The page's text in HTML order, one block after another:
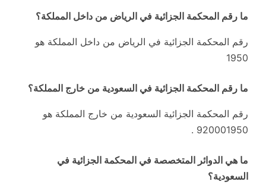
ما رقم المحكمة الجزائية في الرياض من داخل المملكة؟
رقم المحكمة الجزائية في الرياض من داخل المملكة هو
1950
ما رقم المحكمة الجزائية في السعودية من خارج المملكة؟
رقم المحكمة الجزائية السعودية من خارج المملكة هو
920001950 .
ما هي الدوائر المتخصصة في المحكمة الجزائية في
السعودية؟